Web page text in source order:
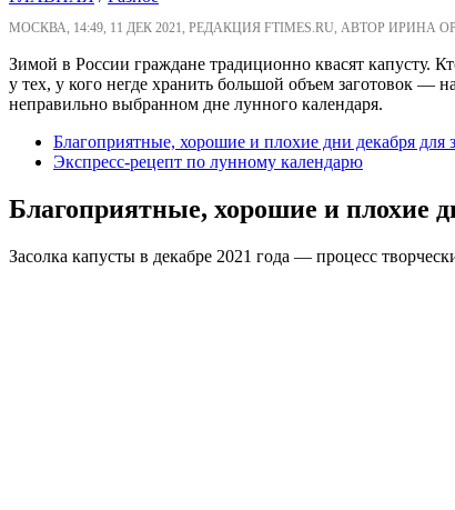
МОСКВА, 14:49, 11 ДЕК 2021, РЕДАКЦИЯ FTIMES.RU, АВТОР ИРИНА
Зимой в России граждане традиционно квасят капусту.
у тех, у кого негде хранить большой объем заготовок —
неправильно выбранном дне лунного календаря.
Благоприятные, хорошие и плохие дни декабря
Экспресс-рецепт по лунному календарю
Благоприятные, хорошие и плохие
Засолка капусты в декабре 2021 года — процесс